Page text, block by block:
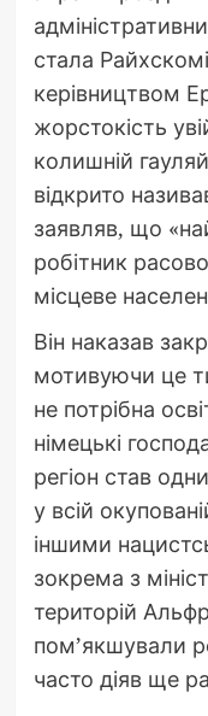
стала
керівництвом
жорстокість
колишній
відкрито
заявляв, що
робітник
місцеве
Він наказав
мотивуючи це
не потрібна
німецькі
регіон став
у всій
іншими
зокрема з
територій
пом’якшували
часто діяв ще